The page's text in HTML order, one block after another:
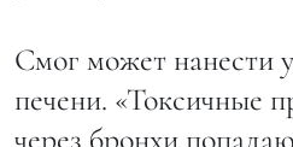
Смог может нанести
печени. «Токсичные
через бронхи